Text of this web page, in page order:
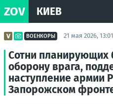
ZOV КИЕВ
ВОЕНКОРЫ 21 мая 2026, 13:01
Сотни планирующих
оборону врага,
наступление армии
Запорожском